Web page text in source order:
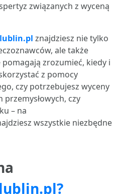
związanych z wyceną
znajdziesz nie tylko
ale także
zrozumieć, kiedy i
z pomocy
czy potrzebujesz wyceny
przemysłowych, czy
– na
wszystkie niezbędne